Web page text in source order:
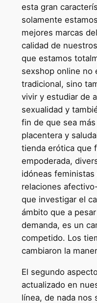
esta gran
solamente
mejores marcas
calidad de
que estamos
sexshop online no
tradicional, sino
vivir y estudiar de
sexualidad y
fin de que sea
placentera y
tienda erótica que
empoderada,
idóneas
relaciones
que investigar el
ámbito que a
demanda, es un
competido. Los
cambiaron la
El segundo
actualizado en
línea, de nada nos